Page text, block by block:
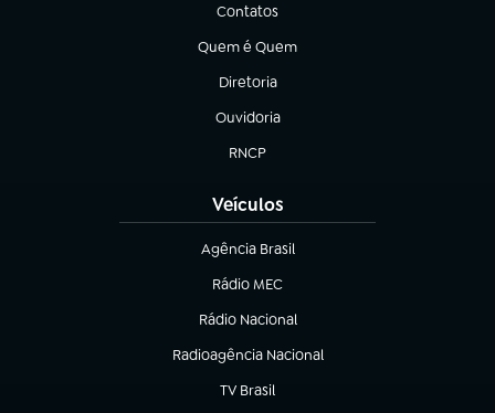
Contatos
(abre em nova aba)
Quem é Quem
(abre em nova aba)
Diretoria
(abre em nova aba)
Ouvidoria
(abre em nova aba)
RNCP
(abre em nova aba)
Veículos
Agência Brasil
(abre em nova aba)
Rádio MEC
(abre em nova aba)
Rádio Nacional
Radioagência Nacional
(abre em nova aba)
TV Brasil
(abre em nova aba)